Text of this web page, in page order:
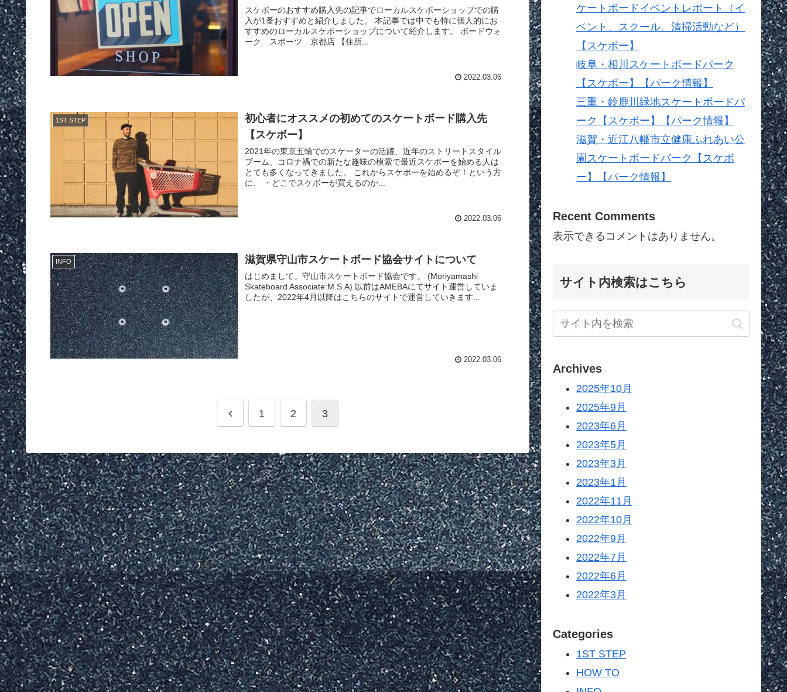
スケボーのおすすめ購入先の記事でローカルスケボーショップでの購
入が1番おすすめと紹介しました。 本記事では中でも特に個人的にお
すすめのローカルスケボーショップについて紹介します。 ボードウォ
ーク スポーツ 京都店 【住所...
2022.03.06
1ST STEP
初心者にオススメの初めてのスケートボード購入先
【スケボー】
2021年の東京五輪でのスケーターの活躍、近年のストリートスタイル
ブーム、コロナ禍での新たな趣味の模索で最近スケボーを始める人は
とても多くなってきました。 これからスケボーを始めるぞ！という方
に、 ・どこでスケボーが買えるのか...
2022.03.06
INFO 滋賀県守山市スケートボード協会サイトについて
はじめまして。守山市スケートボード協会です。 (Moriyamashi
Skateboard Associate:M.S.A) 以前はAMEBAにてサイト運営していま
したが、2022年4月以降はこちらのサイトで運営していきます...
2022.03.06
1 2 3
ケートボードイベントレポート（イ
ベント、スクール、清掃活動など）
【スケボー】
岐阜・相川スケートボードパーク
【スケボー】【パーク情報】
三重・鈴鹿川緑地スケートボードパ
ーク【スケボー】【パーク情報】
滋賀・近江八幡市立健康ふれあい公
園スケートボードパーク【スケボ
ー】【パーク情報】
Recent Comments
表示できるコメントはありません。
サイト内検索はこちら
Archives
2025年10月
2025年9月
2023年6月
2023年5月
2023年3月
2023年1月
2022年11月
2022年10月
2022年9月
2022年7月
2022年6月
2022年3月
Categories
1ST STEP
HOW TO